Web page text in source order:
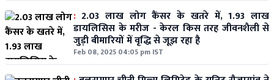
: 2.03 लाख लोग कैंसर के खतरे में, 1.93 लाख
डायलिसिस के मरीज - केरल किस तरह जीवनशैली से
जुड़ी बीमारियों में वृद्धि से जूझ रहा है
Feb 08, 2025 04:05 pm IST